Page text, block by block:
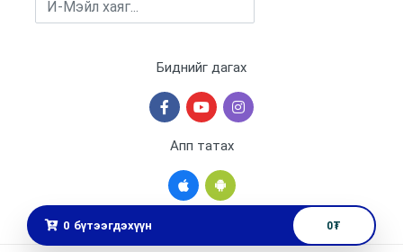
Бичих горим
Биднийг дагах
Апп татах
0 бүтээгдэхүүн 0₮